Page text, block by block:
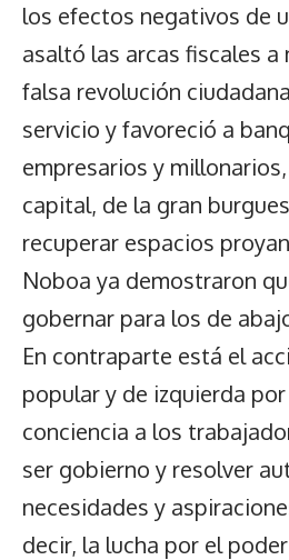
los efectos negativos de
asaltó las arcas fiscales a
falsa revolución
servicio y favoreció a
empresarios y
capital, de la gran
recuperar espacios
Noboa ya demostraron
gobernar para los de
En contraparte está el
popular y de izquierda
conciencia a los
ser gobierno y resolver
necesidades y
decir, la lucha por el